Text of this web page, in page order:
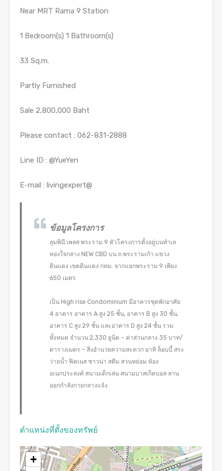
Near MRT Rama 9 Station
1 Bedroom(s) 1 Bathroom(s)
33 Sq.m.
Partly Furnished
Sale 2,800,000 Baht
Please contact : 062-831-2888
Line ID : @YueYen
E-mail : livingexpert@
ข้อมูลโครงการ
ลุมพินี เพลส พระราม 9 ตัวโครงการตั้งอยู่บนทำเล
ทองใจกลาง NEW CBD บน ถ.พระรามเก้า แขวง
ดินแดง เขตดินแดง กทม. จากแยกพระราม 9 เพียง
650 เมตร
เป็น High rise Condominium มีอาคารชุดพักอาศัย
4 อาคาร อาคาร A สูง 25 ชั้น, อาคาร B สูง 30 ชั้น,
อาคาร C สูง 29 ชั้น และอาคาร D สูง 24 ชั้น รวม
ทั้งหมด จำนวน 2,330 ยูนิต – ค่าส่วนกลาง 35 บาท/
ตารางเมตร – สิ่งอำนวยความสะดวก อาทิ ล็อบบี้ สระ
ว่ายน้ำ ฟิตเนส ซาวน่า สตีม สวนหย่อม ห้อง
อเนกประสงค์ สนามเด็กเล่น สนามบาสเก็ตบอล ลาน
ออกกำลังกายกลางแจ้ง
ตำแหน่งที่ตั้งของทรัพย์
+